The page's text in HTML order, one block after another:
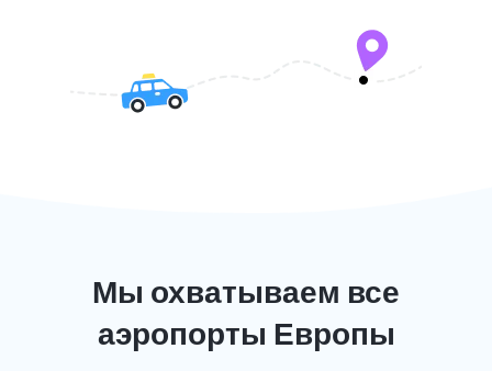
Мы охватываем все
аэропорты Европы